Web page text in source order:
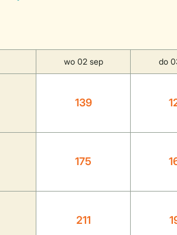
wo 02 sep do
139
175
211